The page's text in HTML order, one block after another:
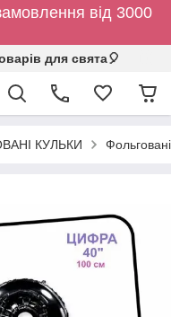
від 3000
для свята🎈
КУЛЬКИ